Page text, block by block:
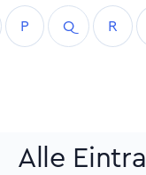
P Q R
Alle